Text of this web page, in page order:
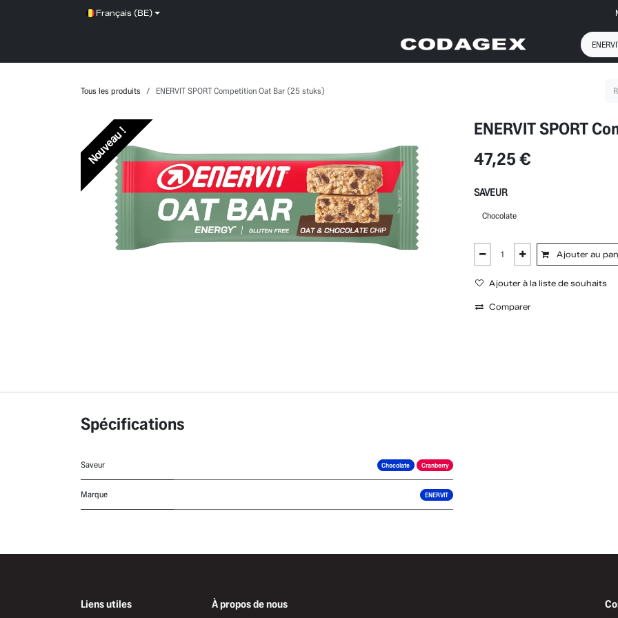
Français (BE)
Tous les produits ENERVIT SPORT Competition Oat Bar (25 stuks)
Nouveau !
ENERVIT SPORT
47,25 €
SAVEUR
Ajouter au
Ajouter à la liste de souhaits
Comparer
Spécifications
Saveur Chocolate Cranberry
Marque ENERVIT
Liens utiles À propos de nous